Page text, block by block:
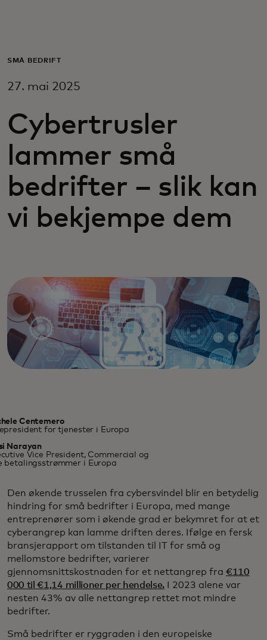
For bedrifter
For innovatører
Nyheter og trender
SMÅ BEDRIFT
27. mai 2025
Cybertrusler
lammer små
bedrifter – slik kan
vi bekjempe dem
Centemero
for tjenester i Europa
Narayan
Vice President, Commercial og
betalingsstrømmer i Europa
Den økende trusselen fra cybersvindel blir en betydelig
hindring for små bedrifter i Europa, med mange
entreprenører som i økende grad er bekymret for at et
cyberangrep kan lamme driften deres. Ifølge en fersk
bransjerapport om tilstanden til IT for små og
mellomstore bedrifter, varierer
gjennomsnittskostnaden for et nettangrep fra €110
000 til €1,14 millioner per hendelse. I 2023 alene var
nesten 43% av alle nettangrep rettet mot mindre
bedrifter.
Små bedrifter er ryggraden i den europeiske